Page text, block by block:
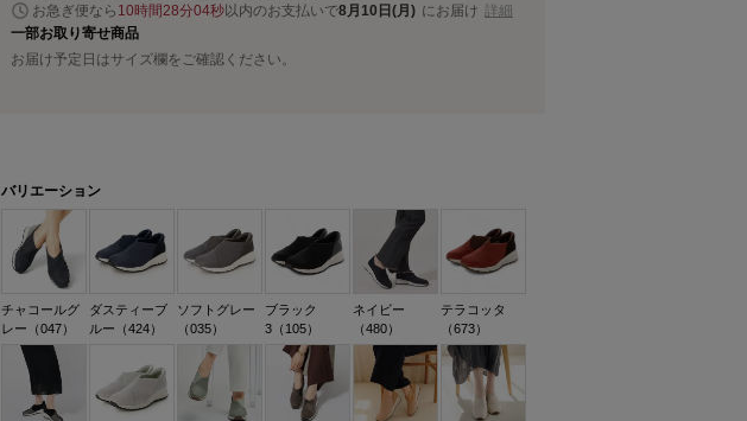
お急ぎ便なら 10時間28分03秒以内のお支払いで8月10日(月) にお届け 詳細
一部お取り寄せ商品
お届け予定日はサイズ欄をご確認ください。
バリエーション
チャコールグ
レー（047）
ダスティーブ
ルー（424）
ソフトグレー
（035）
ブラック
3（105）
ネイビー
（480）
テラコッタ
（673）